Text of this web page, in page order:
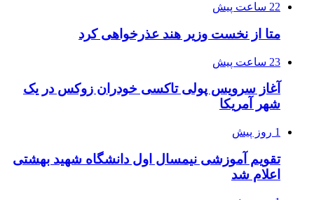
22 ساعت پیش
متا از نخست وزیر هند عذرخواهی کرد
23 ساعت پیش
آغاز سرویس پولی تاکسی خودران زوکس در یک
شهر آمریکا
1 روز پیش
تقویم آموزشی نیمسال اول دانشگاه شهید بهشتی
اعلام شد